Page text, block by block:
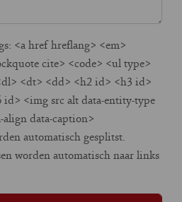
<a href hreflang> <em>
cite> <code> <ul type>
<dt> <dd> <h2 id> <h3 id>
<img src alt data-entity-type
data-caption>
automatisch gesplitst.
worden automatisch naar links